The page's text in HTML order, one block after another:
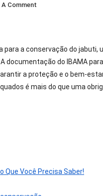
A Comment
Descubra
100%
Do
Que
para a conservação do
documentação do IBAMA
a proteção e o bem-
é mais do que uma
Que Você Precisa Saber!